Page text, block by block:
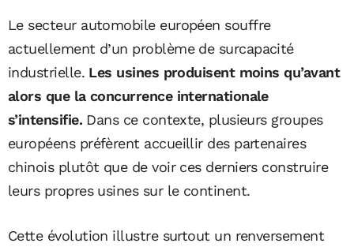
Le secteur automobile européen souffre
actuellement d’un problème de surcapacité
industrielle.Les usines produisent moins qu’avant
alors que la concurrence internationale
s’intensifie.Dans ce contexte, plusieurs groupes
européens préfèrent accueillir des partenaires
chinois plutôt que de voir ces derniers construire
leurs propres usines sur le continent.
Cette évolution illustre surtout un renversement